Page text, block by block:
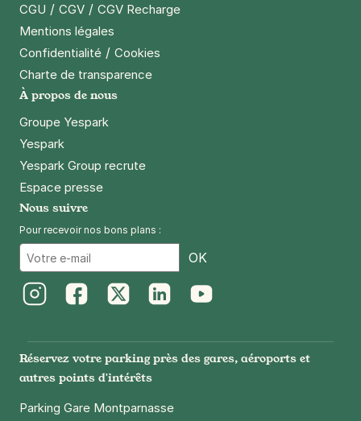
CGU / CGV / CGV Recharge
Mentions légales
Confidentialité / Cookies
Charte de transparence
À propos de nous
Groupe Yespark
Yespark
Yespark Group recrute
Espace presse
Nous suivre
Pour recevoir nos bons plans :
OK
Réservez votre parking près des gares, aéroports et
autres points d'intérêts
Parking Gare Montparnasse